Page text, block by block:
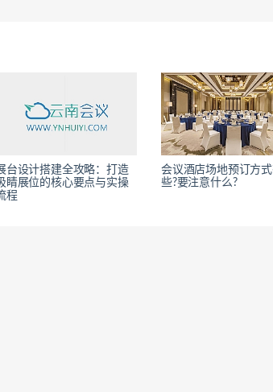
台设计搭建全攻略：打造
睛展位的核心要点与实操
程
会议酒店场地预订方
些?要注意什么?